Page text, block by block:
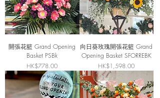
開張花籃 Grand Opening
Basket PSBk
價格
HK$778.00
向日葵玫瑰開張花籃 Grand
Opening Basket SFORREBK
價格
HK$1,598.00